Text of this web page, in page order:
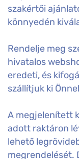
szakértői
könnyedén
Rendelje meg
hivatalos
eredeti, és
szállítjuk ki
A megjelenített
adott raktáron
lehető
megrendelését.